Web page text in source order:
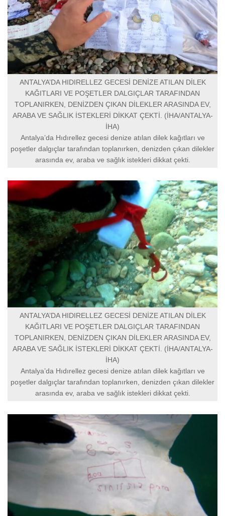
ANTALYA’DA HIDIRELLEZ GECESİ DENİZE ATILAN DİLEK
KAĞITLARI VE POŞETLER DALGIÇLAR TARAFINDAN
TOPLANIRKEN, DENİZDEN ÇIKAN DİLEKLER ARASINDA EV,
ARABA VE SAĞLIK İSTEKLERİ DİKKAT ÇEKTİ. (İHA/ANTALYA-
İHA)
Antalya’da Hıdırellez gecesi denize atılan dilek kağıtları ve
poşetler dalgıçlar tarafından toplanırken, denizden çıkan dilekler
arasında ev, araba ve sağlık istekleri dikkat çekti.
ANTALYA’DA HIDIRELLEZ GECESİ DENİZE ATILAN DİLEK
KAĞITLARI VE POŞETLER DALGIÇLAR TARAFINDAN
TOPLANIRKEN, DENİZDEN ÇIKAN DİLEKLER ARASINDA EV,
ARABA VE SAĞLIK İSTEKLERİ DİKKAT ÇEKTİ. (İHA/ANTALYA-
İHA)
Antalya’da Hıdırellez gecesi denize atılan dilek kağıtları ve
poşetler dalgıçlar tarafından toplanırken, denizden çıkan dilekler
arasında ev, araba ve sağlık istekleri dikkat çekti.